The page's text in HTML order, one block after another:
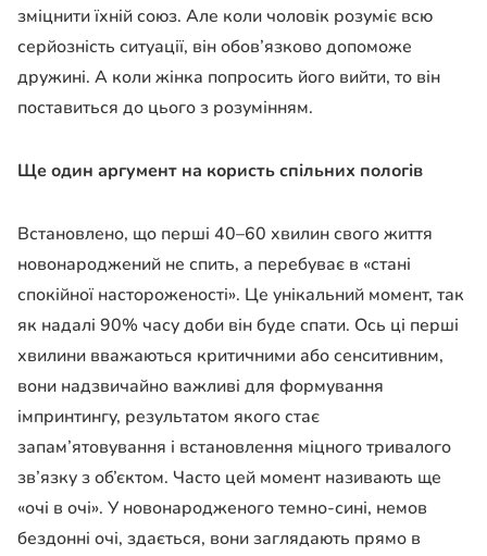
зміцнити їхній союз. Але коли чоловік розуміє всю
серйозність ситуації, він обов’язково допоможе
дружині. А коли жінка попросить його вийти, то він
поставиться до цього з розумінням.
Ще один аргумент на користь спільних пологів
Встановлено, що перші 40–60 хвилин свого життя
новонароджений не спить, а перебуває в «стані
спокійної настороженості». Це унікальний момент, так
як надалі 90% часу доби він буде спати. Ось ці перші
хвилини вважаються критичними або сенситивним,
вони надзвичайно важливі для формування
імпринтингу, результатом якого стає
запам’ятовування і встановлення міцного тривалого
зв’язку з об’єктом. Часто цей момент називають ще
«очі в очі». У новонародженого темно-сині, немов
бездонні очі, здається, вони заглядають прямо в